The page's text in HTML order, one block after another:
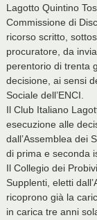
Lagotto Quintino
Commissione di
ricorso scritto,
procuratore, da
perentorio di trenta
decisione, ai sensi
Sociale dell’ENCI.
Il Club Italiano
esecuzione alle
dall’Assemblea dei
di prima e seconda
Il Collegio dei
Supplenti, eletti
ricoprono già la
in carica tre anni